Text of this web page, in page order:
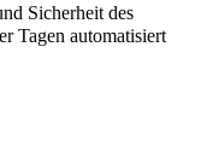
Sicherheit des
Tagen automatisiert